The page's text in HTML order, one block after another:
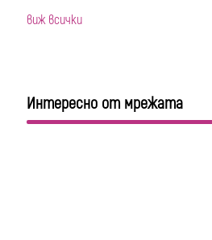
виж всички
Интересно от мрежата